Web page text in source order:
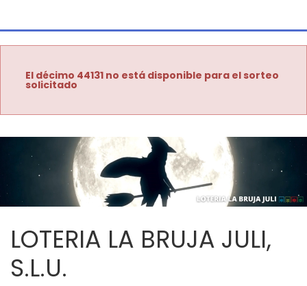
El décimo 44131 no está disponible para el sorteo
solicitado
LOTERIA LA BRUJA JULI,
S.L.U.